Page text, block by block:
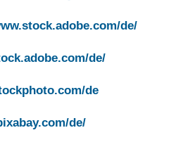
de/
de/
de
de/